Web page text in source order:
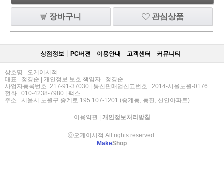
장바구니 관심상품
상점정보 PC버젼 이용안내 고객센터 커뮤니티
상호명 : 오케이서적
대표 : 정경순 | 개인정보 보호 책임자 : 정경순
사업자등록번호 :217-91-37030 | 통신판매업신고번호 : 2014-서울노원-0176
전화 : 010-4238-7980 | 팩스 :
주소 : 서울시 노원구 중계로 195 107-1201 (중계동, 동진, 신안아파트)
이용약관| 개인정보처리방침
ⓒ오케이서적 All rights reserved.
MakeShop